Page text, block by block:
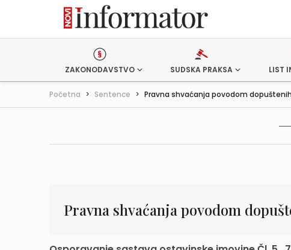
ZAKONODAVSTVO SUDSKA PRAKSA LIST
Početna > Sentence > Pravna shvaćanja povodom dopuštenih
Pravna shvaćanja povodom